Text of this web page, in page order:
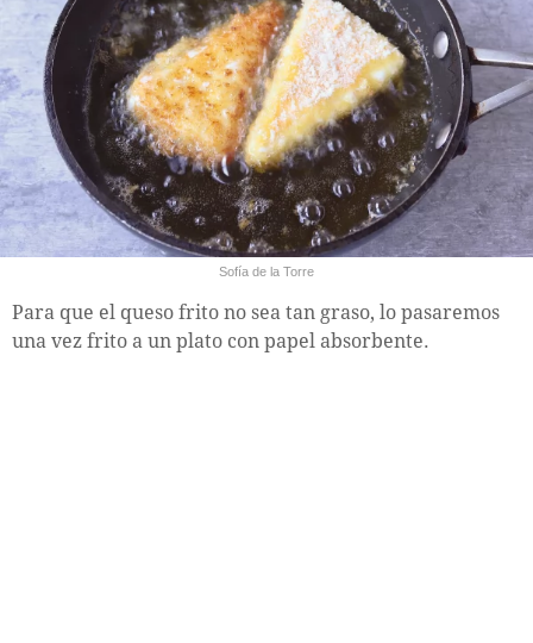
Sofía de la Torre
Para que el queso frito no sea tan graso, lo pasaremos
una vez frito a un plato con papel absorbente.